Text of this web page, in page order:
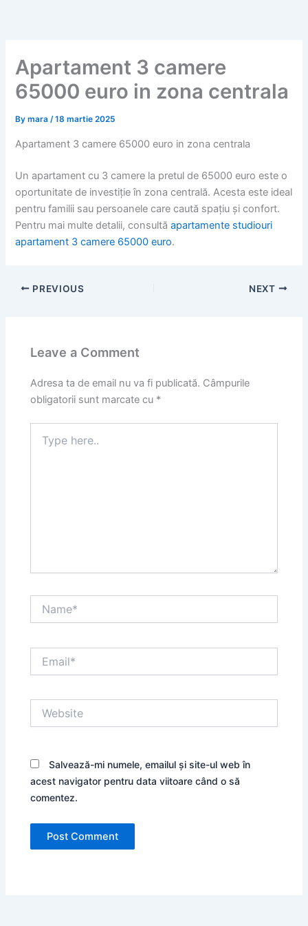
Apartament 3 camere
65000 euro in zona centrala
Bymara/18 martie 2025
Apartament 3 camere 65000 euro in zona centrala
Un apartament cu 3 camere la pretul de 65000 euro este o
oportunitate de investiție în zona centrală. Acesta este ideal
pentru familii sau persoanele care caută spațiu și confort.
Pentru mai multe detalii, consultăapartamente studiouri
apartament 3 camere 65000 euro.
PREVIOUS NEXT
Leave a Comment
Adresa ta de email nu va fi publicată. Câmpurile
obligatorii sunt marcate cu *
here..
Salvează-mi numele, emailul și site-ul web în
acest navigator pentru data viitoare când o să
comentez.